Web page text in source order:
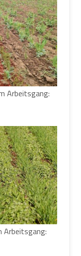
Arbeitsgang:
Arbeitsgang: